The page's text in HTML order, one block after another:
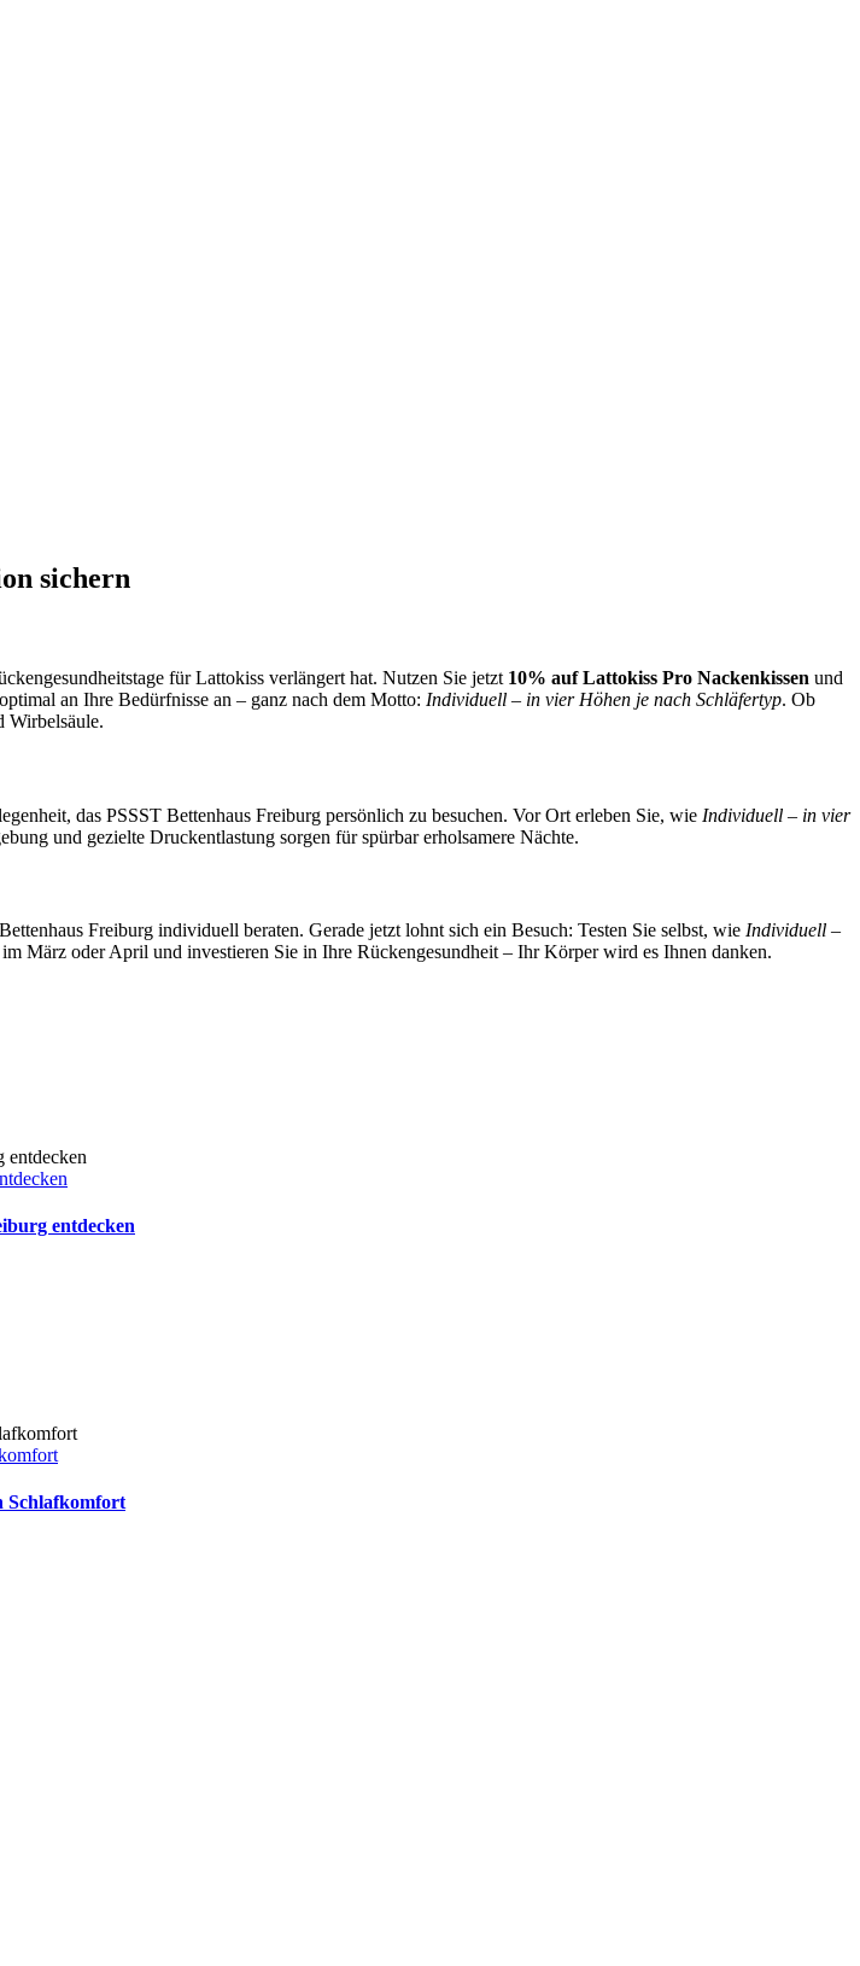
sichern
für Lattokiss verlängert hat. Nutzen Sie jetzt 10% auf Lattokiss Pro Nackenkissen und
an Ihre Bedürfnisse an – ganz nach dem Motto: Individuell – in vier Höhen je nach Schläfertyp. Ob
Wirbelsäule.
das PSSST Bettenhaus Freiburg persönlich zu besuchen. Vor Ort erleben Sie, wie Individuell – in vier
und gezielte Druckentlastung sorgen für spürbar erholsamere Nächte.
Freiburg individuell beraten. Gerade jetzt lohnt sich ein Besuch: Testen Sie selbst, wie Individuell –
März oder April und investieren Sie in Ihre Rückengesundheit – Ihr Körper wird es Ihnen danken.
entdecken
Schlafkomfort